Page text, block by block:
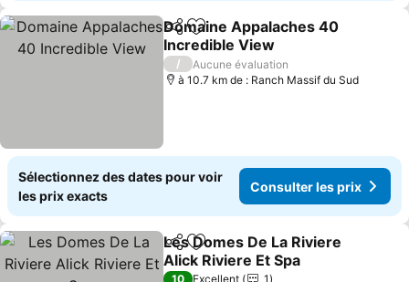
PartagerAjouter à mes favoris
Domaine Appalaches 40
Incredible View
Consulter les prix
/
Aucune évaluation
à 10.7 km de : Ranch Massif du Sud
Sélectionnez des dates pour voir
les prix exacts
Consulter les prix
PartagerAjouter à mes favoris
Les Domes De La Riviere
Alick Riviere Et Spa
10 Excellent
1